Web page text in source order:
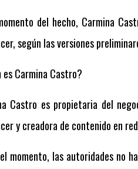
del hecho, Carmina
según las versiones
es Carmina Castro?
Castro es propietaria del
y creadora de contenido en
momento, las autoridades no